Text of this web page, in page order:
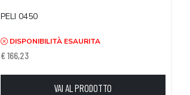
PELI 0450
DISPONIBILITÀ ESAURITA
€ 166,23
VAI AL PRODOTTO